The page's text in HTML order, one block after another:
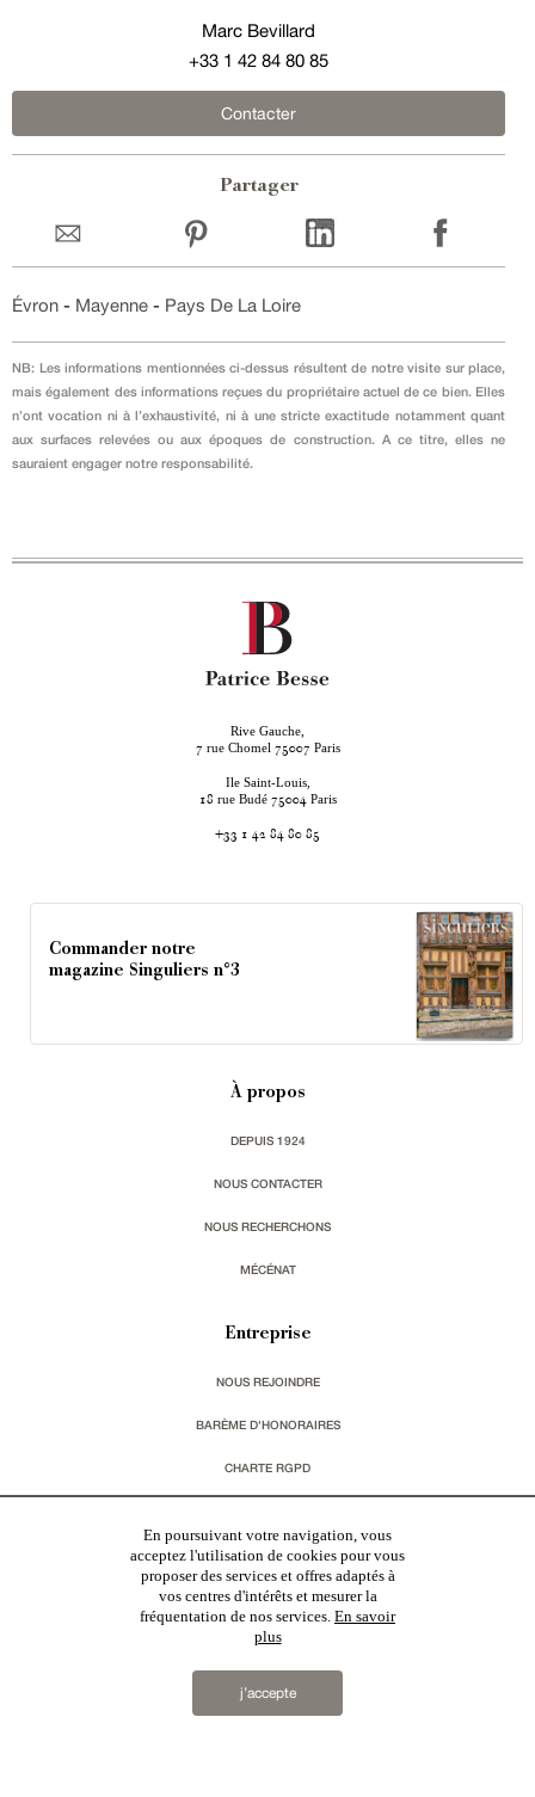
Marc Bevillard
+33 1 42 84 80 85
Contacter
Partager
Évron - Mayenne - Pays De La Loire
NB: Les informations mentionnées ci-dessus résultent de notre visite sur place,
mais également des informations reçues du propriétaire actuel de ce bien. Elles
n’ont vocation ni à l’exhaustivité, ni à une stricte exactitude notamment quant
aux surfaces relevées ou aux époques de construction. A ce titre, elles ne
sauraient engager notre responsabilité.
Rive Gauche,
7 rue Chomel 75007 Paris
Ile Saint-Louis,
18 rue Budé 75004 Paris
+33 1 42 84 80 85
Commander notre
magazine Singuliers n°3
À propos
DEPUIS 1924
NOUS CONTACTER
NOUS RECHERCHONS
MÉCÉNAT
Entreprise
NOUS REJOINDRE
BARÈME D'HONORAIRES
CHARTE RGPD
Vous souhaitez recevoir nos lettres d'information ?
En poursuivant votre navigation, vous
acceptez l'utilisation de cookies pour vous
proposer des services et offres adaptés à
vos centres d'intérêts et mesurer la
fréquentation de nos services. En savoir
plus
j’accepte